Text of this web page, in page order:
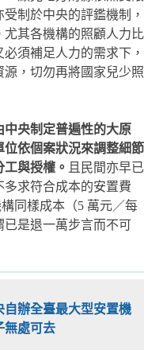
制於中央的評鑑機制，
其各機構的照顧人力比
必須補足人力的需求下，
，切勿再將國家兒少照
中央制定普遍性的大原
依個案狀況來調整細節
與授權。 且民間亦早已
求符合成本的安置費
同樣成本（5 萬元／每
已是退一萬步言而不可
辦全臺最大型安置機
無處可去